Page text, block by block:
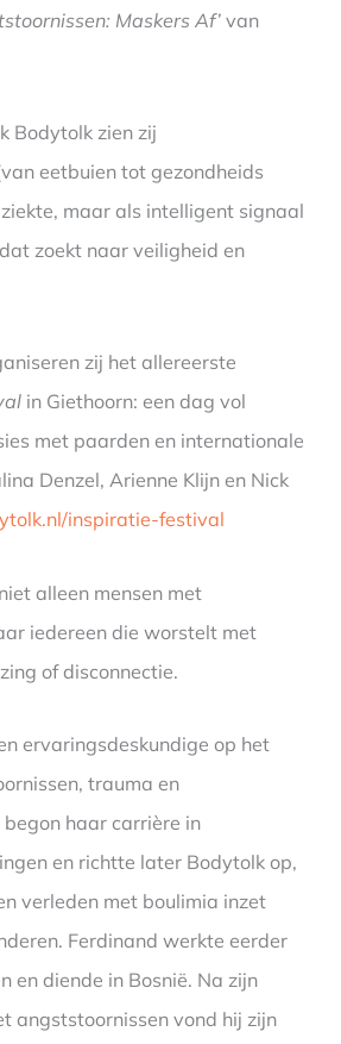
Maskers Af’van
Bodytolk zien zij
eetbuien tot gezondheids
maar als intelligent signaal
zoekt naar veiligheid en
zij het allereerste
in Giethoorn: een dag vol
met paarden en internationale
Denzel, Arienne Klijn en Nick
inspiratie-festival
alleen mensen met
iedereen die worstelt met
of disconnectie.
ervaringsdeskundige op het
trauma en
haar carrière in
en richtte later Bodytolk op,
verleden met boulimia inzet
Ferdinand werkte eerder
en diende in Bosnië. Na zijn
angststoornissen vond hij zijn